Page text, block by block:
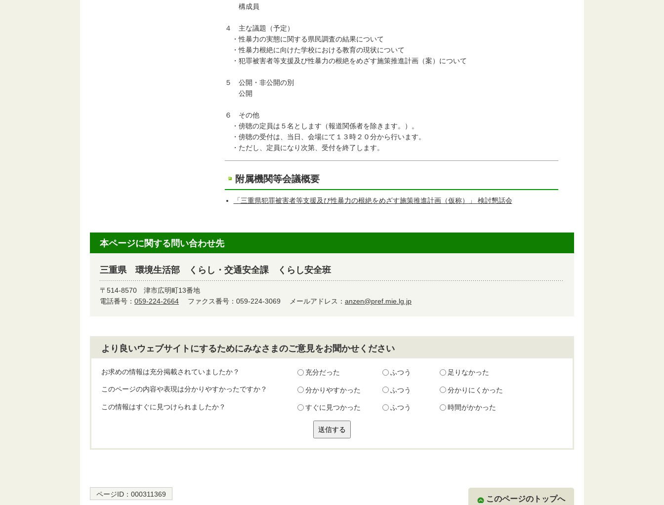
構成員
４ 主な議題（予定）
・性暴力の実態に関する県民調査の結果について
・性暴力根絶に向けた学校における教育の現状について
・犯罪被害者等支援及び性暴力の根絶をめざす施策推進計画（案）について
５ 公開・非公開の別
公開
６ その他
・傍聴の定員は５名とします（報道関係者を除きます。）。
・傍聴の受付は、当日、会場にて１３時２０分から行います。
・ただし、定員になり次第、受付を終了します。
附属機関等会議概要
「三重県犯罪被害者等支援及び性暴力の根絶をめざす施策推進計画（仮称）」 検討懇話会
本ページに関する問い合わせ先
三重県 環境生活部 くらし・交通安全課 くらし安全班
〒514-8570 津市広明町13番地
電話番号： 059-224-2664 ファクス番号：059-224-3069 メールアドレス： anzen@pref.mie.lg.jp
より良いウェブサイトにするためにみなさまのご意見をお聞かせください
お求めの情報は充分掲載されていましたか？ 充分だった ふつう 足りなかった
このページの内容や表現は分かりやすかったですか？ 分かりやすかった ふつう 分かりにくかった
この情報はすぐに見つけられましたか？ すぐに見つかった ふつう 時間がかかった
ページID： 000311369
このページのトップへ